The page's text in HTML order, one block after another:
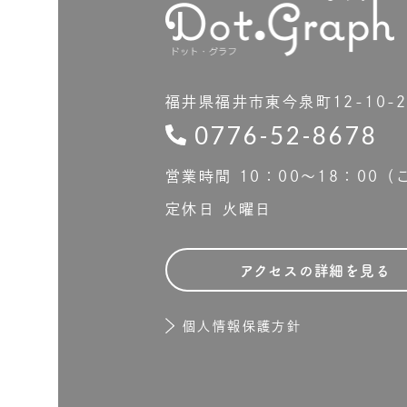
福井県福井市東今泉町12-10-2
0776-52-8678
営業時間 10：00〜18：00（ご
定休日 火曜日
アクセスの詳細を見る
個人情報保護方針